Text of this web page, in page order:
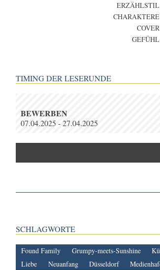
ERZÄHLSTIL
CHARAKTERE
COVER
GEFÜHL
TIMING DER LESERUNDE
BEWERBEN
07.04.2025 - 27.04.2025
SCHLAGWORTE
Found Family Grumpy-meets-Sunshine
Liebe
Neuanfang Düsseldorf